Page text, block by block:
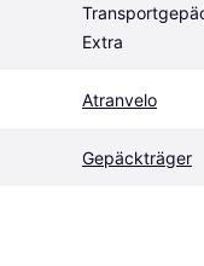
Extra
Atranvelo
Gepäckträger